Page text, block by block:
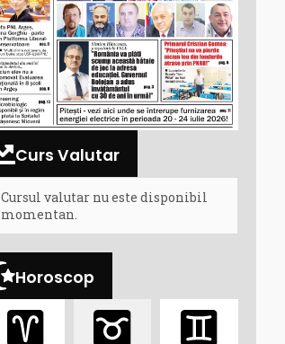
Curs Valutar
Cursul valutar nu este disponibil
momentan.
Horoscop